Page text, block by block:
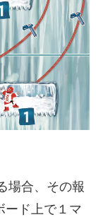
場合、その報
ード上で１マ